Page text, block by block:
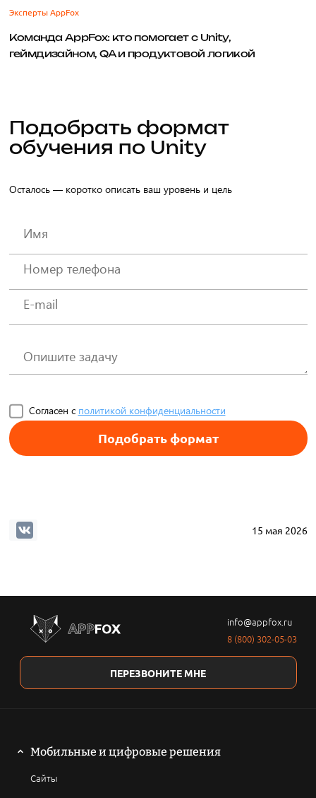
Эксперты AppFox
Команда AppFox: кто помогает с Unity,
геймдизайном, QA и продуктовой логикой
Подобрать формат
обучения по Unity
Осталось — коротко описать ваш уровень и цель
Согласен с политикой конфиденциальности
Подобрать формат
15 мая 2026
info@appfox.ru
8 (800) 302-05-03
ПЕРЕЗВОНИТЕ МНЕ
Мобильные и цифровые решения
Сайты